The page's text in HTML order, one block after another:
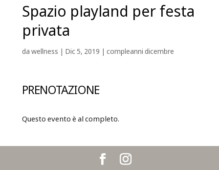
Spazio playland per festa
privata
dawellness | Dic 5, 2019 | compleanni dicembre
PRENOTAZIONE
Questo evento è al completo.